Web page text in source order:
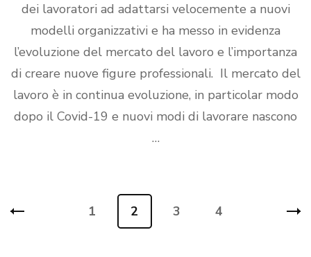
dei lavoratori ad adattarsi velocemente a nuovi
modelli organizzativi e ha messo in evidenza
l’evoluzione del mercato del lavoro e l’importanza
di creare nuove figure professionali. Il mercato del
lavoro è in continua evoluzione, in particolar modo
dopo il Covid-19 e nuovi modi di lavorare nascono
…
Pagina
1 Pagina
2 Pagina
3 Pagina
4